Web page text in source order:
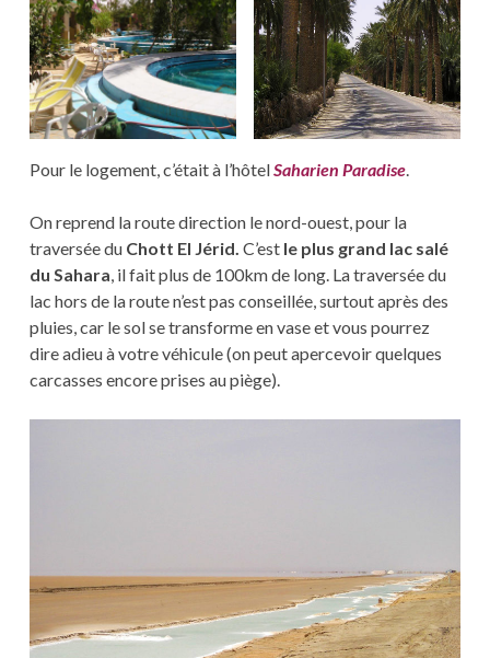
Pour le logement, c’était à l’hôtelSaharien Paradise.
On reprend la route direction le nord-ouest, pour la
traversée du Chott El Jérid. C’est le plus grand lac salé
du Sahara , il fait plus de 100km de long. La traversée du
lac hors de la route n’est pas conseillée, surtout après des
pluies, car le sol se transforme en vase et vous pourrez
dire adieu à votre véhicule (on peut apercevoir quelques
carcasses encore prises au piège).